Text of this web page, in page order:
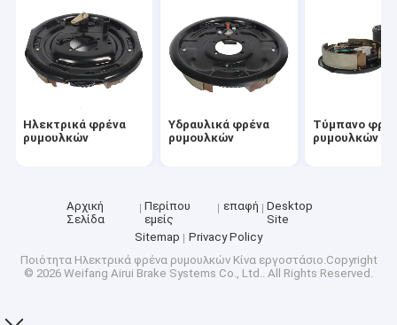
Ηλεκτρικά φρένα ρυμουλκών
Υδραυλικά φρένα ρυμουλκών
Ευθύς άξονας ρυμουλκών
Άξονες πτώσης ρυμουλκών
Μηχανικά φρένα ρυμουλκών
Ηλεκτρικά φρένα
ρυμουλκών
Υδραυλικά φρένα
ρυμουλκών
Τύμπανο
ρυμουλκών
Αρχική
Σελίδα
Περίπου
εμείς
επαφή
Desktop
Site
Sitemap
Privacy Policy
Ποιότητα Ηλεκτρικά φρένα ρυμουλκώνΚίνα εργοστάσιο.Copyright
© 2026 Weifang Airui Brake Systems Co., Ltd.. All Rights Reserved.